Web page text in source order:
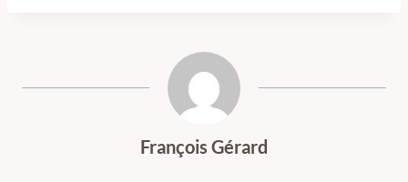
François Gérard